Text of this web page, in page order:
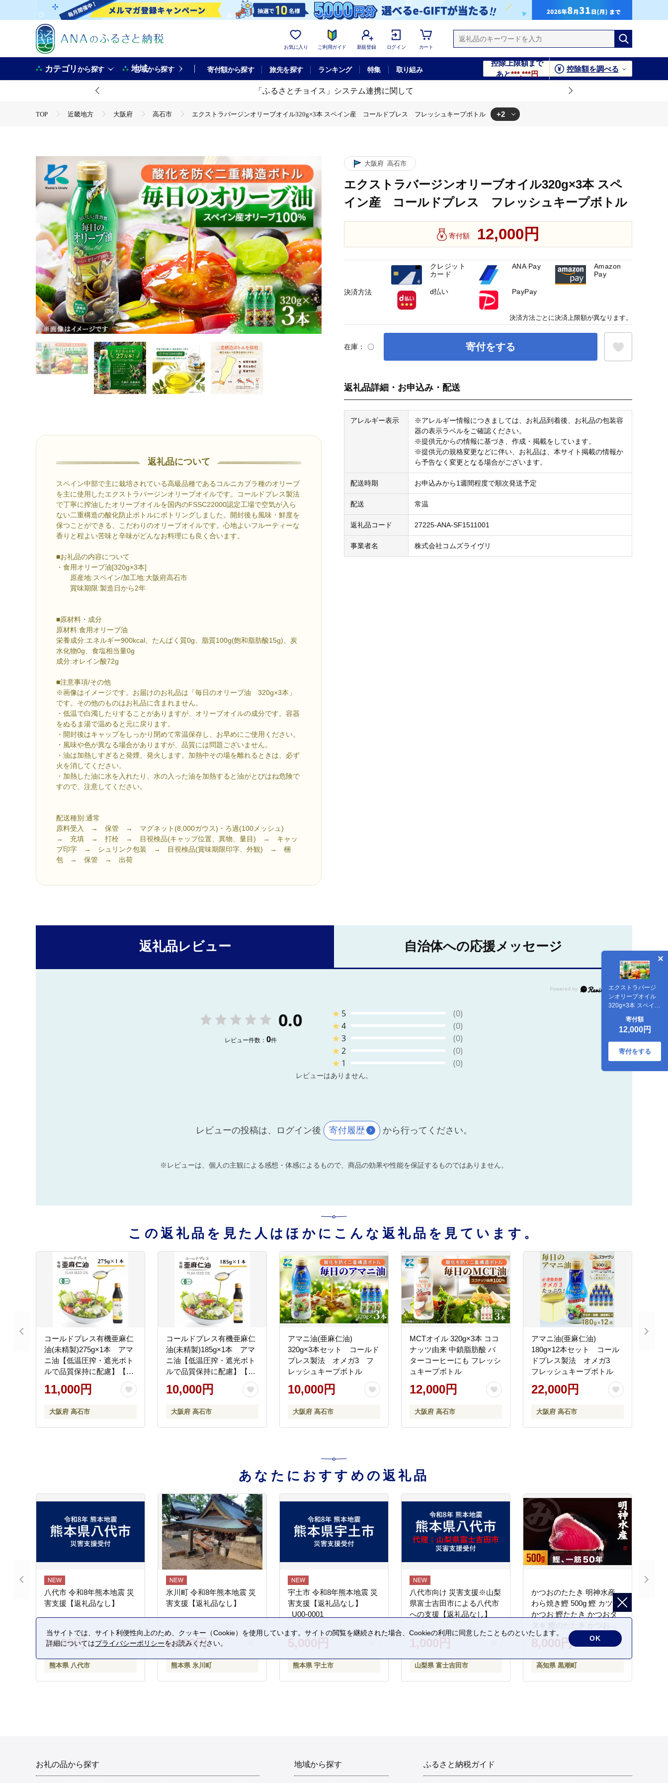
お気に入り ご利用ガイド 新規登録 ログイン カート
カテゴリから探す 地域から探す 寄付額から探す 旅先を探す ランキング 特集 取り組み
控除上限額まで
あと***,***円
控除額を調べる
「ふるさとチョイス」システム連携に関して
TOP 近畿地方 大阪府 高石市 エクストラバージンオリーブオイル320g×3本 スペイン産 コールドプレス フレッシュキープボトル +2
返礼品について
スペイン中部で主に栽培されている高級品種であるコルニカブラ種のオリーブ
を主に使用したエクストラバージンオリーブオイルです。コールドプレス製法
で丁寧に搾油したオリーブオイルを国内のFSSC22000認定工場で空気が入ら
ない二重構造の酸化防止ボトルにボトリングしました。開封後も風味・鮮度を
保つことができる、こだわりのオリーブオイルです。心地よいフルーティーな
香りと程よい苦味と辛味がどんなお料理にも良く合います。
■お礼品の内容について
・食用オリーブ油[320g×3本]
原産地:スペイン/加工地:大阪府高石市
賞味期限:製造日から2年
■原材料・成分
原材料:食用オリーブ油
栄養成分:エネルギー900kcal、たんぱく質0g、脂質100g(飽和脂肪酸15g)、炭
水化物0g、食塩相当量0g
成分:オレイン酸72g
■注意事項/その他
※画像はイメージです。お届けのお礼品は「毎日のオリーブ油 320g×3本」
です。その他のものはお礼品に含まれません。
・低温で白濁したりすることがありますが、オリーブオイルの成分です。容器
をぬるま湯で温めると元に戻ります。
・開封後はキャップをしっかり閉めて常温保存し、お早めにご使用ください。
・風味や色が異なる場合がありますが、品質には問題ございません。
・油は加熱しすぎると発煙、発火します。加熱中その場を離れるときは、必ず
火を消してください。
・加熱した油に水を入れたり、水の入った油を加熱すると油がとびはね危険で
すので、注意してください。
配送種別:通常
原料受入 → 保管 → マグネット(8,000ガウス)・ろ過(100メッシュ)
→ 充填 → 打栓 → 目視検品(キャップ位置、異物、量目) → キャッ
プ印字 → シュリンク包装 → 目視検品(賞味期限印字、外観) → 梱
包 → 保管 → 出荷
大阪府 高石市
エクストラバージンオリーブオイル320g×3本 スペ
イン産 コールドプレス フレッシュキープボトル
寄付額 12,000円
在庫： 〇 寄付をする
エクストラバージ
ンオリーブオイル
320g×3本 スペイン
産 コールドプレ
ス フレッシュキ
ープボトル
寄付額
12,000円
寄付をする
返礼品詳細・お申込み・配送
アレルギー表示
※アレルギー情報につきましては、お礼品到着後、お礼品の包装容
器の表示ラベルをご確認ください。
※提供元からの情報に基づき、作成・掲載をしています。
※提供元の規格変更などに伴い、お礼品は、本サイト掲載の情報か
ら予告なく変更となる場合がございます。
配送時期 お申込みから1週間程度で順次発送予定
配送 常温
返礼品コード 27225-ANA-SF1511001
事業者名 株式会社コムズライヴリ
決済方法
クレジット
カード
ANA Pay
Amazon
Pay
d払い PayPay
決済方法ごとに決済上限額が異なります。
返礼品レビュー 自治体への応援メッセージ
0.0
レビュー件数： 0件
★ 5
(0)
★4
(0)
★3
(0)
★2
(0)
★ 1 (0)
レビューはありません。
レビューの投稿は、ログイン後 寄付履歴 から行ってください。
※レビューは、個人の主観による感想・体感によるもので、商品の効果や性能を保証するものではありません。
この返礼品を見た人はほかにこんな返礼品を見ています。
コールドプレス有機亜麻仁
油(未精製)275g×1本 アマ
ニ油【低温圧搾・遮光ボト
ルで品質保持に配慮】【配
送不可地域：離島】
11,000円
大阪府 高石市
コールドプレス有機亜麻仁
油(未精製)185g×1本 アマ
ニ油【低温圧搾・遮光ボト
ルで品質保持に配慮】【配
送不可地域：離島】
10,000円
大阪府 高石市
アマニ油(亜麻仁油)
320g×3本セット コールド
プレス製法 オメガ3 フ
レッシュキープボトル
10,000円
大阪府 高石市
MCTオイル 320g×3本 ココ
ナッツ由来 中鎖脂肪酸 バ
ターコーヒーにも フレッシ
ュキープボトル
12,000円
大阪府 高石市
アマニ油(亜麻仁油)
180g×12本セット コール
ドプレス製法 オメガ3
フレッシュキープボトル
22,000円
大阪府 高石市
あなたにおすすめの返礼品
八代市 令和8年熊本地震 災
害支援【返礼品なし】
1,000円
熊本県 八代市
氷川町 令和8年熊本地震 災
害支援【返礼品なし】
5,000円
熊本県 氷川町
宇土市 令和8年熊本地震 災
害支援【返礼品なし】
_U00-0001
5,000円
熊本県 宇土市
八代市向け 災害支援※山梨
県富士吉田市による八代市
への支援【返礼品なし】
1,000円
山梨県 富士吉田市
かつおのたたき 明神水産
わら焼き鰹 500g 鰹 カツオ
かつお 鰹たたき かつおタ
タキ 鰹のたたき かつおの
タタキ 藁焼き わら焼き 魚
さかな 海鮮 刺身 お刺身 冷
凍 ご家庭用 グルメ 特産品
ご当地 本場 高知 黒潮町 ギ
フト 贈答品 人気 返礼品 ふ
8,000円
高知県 黒潮町
お礼の品から探す 地域から探す ふるさと納税ガイド
当サイトでは、サイト利便性向上のため、クッキー（Cookie）を使用しています。サイトの閲覧を継続された場合、Cookieの利用に同意したことものといたします。
詳細についてはプライバシーポリシーをお読みください。
OK